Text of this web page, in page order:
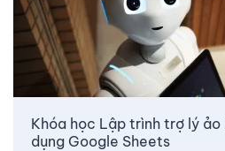
Khóa học Lập trình trợ lý ảo
dụng Google Sheets